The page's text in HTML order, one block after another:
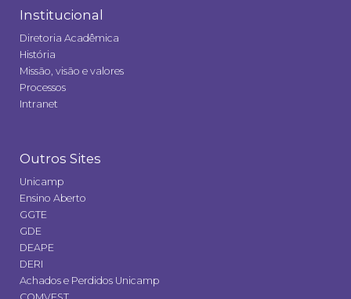
Institucional
Diretoria Acadêmica
História
Missão, visão e valores
Processos
Intranet
Outros Sites
Unicamp
Ensino Aberto
GGTE
GDE
DEAPE
DERI
Achados e Perdidos Unicamp